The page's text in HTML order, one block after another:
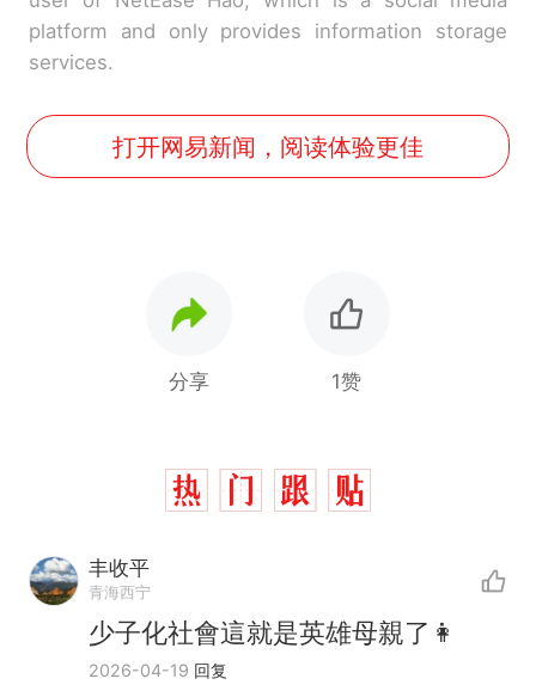
platform and only provides information storage
services.
打开网易新闻，阅读体验更佳
分享 1赞
丰收平
青海西宁
少子化社會這就是英雄母親了👩
2026-04-19 回复
热 十多万人报名的考试，成绩
全部作废，公平么？